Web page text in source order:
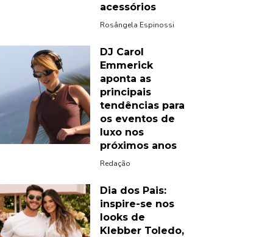
acessórios
Rosângela Espinossi
DJ Carol
Emmerick
aponta as
principais
tendências para
os eventos de
luxo nos
próximos anos
Redação
Dia dos Pais:
inspire-se nos
looks de
Klebber Toledo,